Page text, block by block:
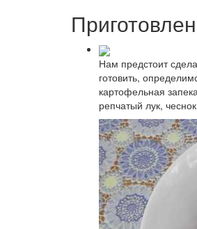
Нам предстоит
готовить,
картофельная
репчатый лук,